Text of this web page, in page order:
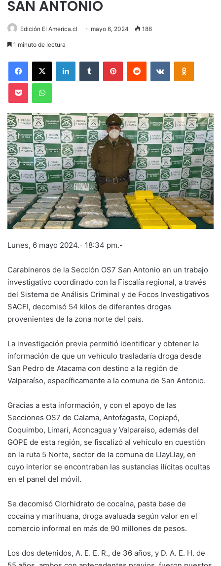
SAN ANTONIO
Edición El America.cl mayo 6, 2024 186
1 minuto de lectura
Facebook
X LinkedInTumblr PinterestReddit VKontakte
Pocket WhatsApp
Lunes, 6 mayo 2024.- 18:34 pm.-
Carabineros de la Sección OS7 San Antonio en un trabajo
investigativo coordinado con la Fiscalía regional, a través
del Sistema de Análisis Criminal y de Focos Investigativos
SACFI, decomisó 54 kilos de diferentes drogas
provenientes de la zona norte del país.
La investigación previa permitió identificar y obtener la
información de que un vehículo trasladaría droga desde
San Pedro de Atacama con destino a la región de
Valparaíso, específicamente a la comuna de San Antonio.
Gracias a esta información, y con el apoyo de las
Secciones OS7 de Calama, Antofagasta, Copiapó,
Coquimbo, Limarí, Aconcagua y Valparaíso, además del
GOPE de esta región, se fiscalizó al vehículo en cuestión
en la ruta 5 Norte, sector de la comuna de LlayLlay, en
cuyo interior se encontraban las sustancias ilícitas ocultas
en el panel del móvil.
Se decomisó Clorhidrato de cocaína, pasta base de
cocaína y marihuana, droga avaluada según valor en el
comercio informal en más de 90 millones de pesos.
Los dos detenidos, A. E. E. R., de 36 años, y D. A. E. H. de